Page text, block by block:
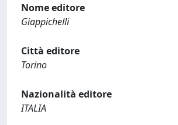
Nome editore
Giappichelli
Città editore
Torino
Nazionalità editore
ITALIA